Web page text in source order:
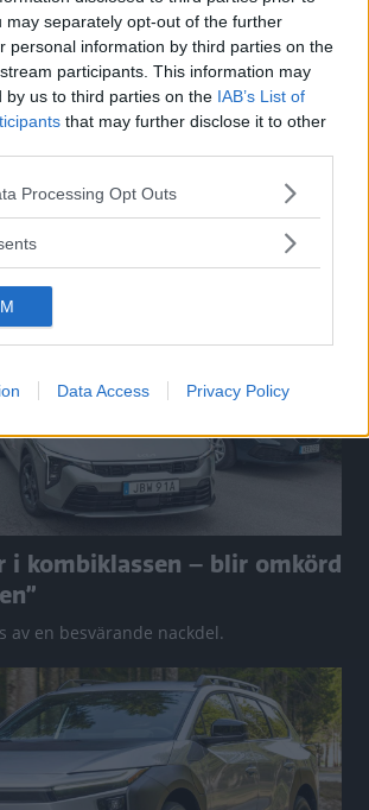
may separately opt-out of the further
personal information by third parties on the
participants. This information may
by us to third parties on the IAB’s List of
that may further disclose it to other
website/app uses one or more Google
visit or usage behaviour. You may click to
below specified purposes in below Google
Processing Opt Outs
Data Access Privacy Policy
… Sida
6 Sida
8 Sida
9 Sida
10 …
Nuvarande
sida
11
vi kört
i kombiklassen – blir omkörd
av en besvärande nackdel.